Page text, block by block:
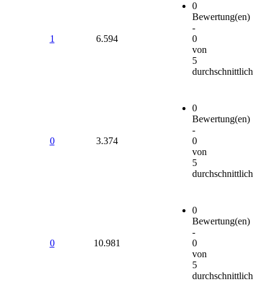
1 6.594
0
Bewertung(en)
-
0
von
5
durchschnittlich
0 3.374
0
Bewertung(en)
-
0
von
5
durchschnittlich
0 10.981
0
Bewertung(en)
-
0
von
5
durchschnittlich